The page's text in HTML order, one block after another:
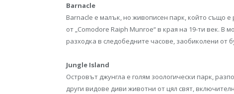
Barnacle
Barnacle е малък, но живописен парк, който също
от „Comodore Raiph Munroe“ в края на 19-ти век.
разходка в следобедните часове, заобиколени от
Jungle Island
Островът джунгла е голям зоологически парк,
други видове диви животни от цял свят,